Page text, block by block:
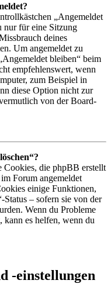
„Angemeldet
nur für eine Sitzung
deines
Um angemeldet zu
bleiben“ beim
empfehlenswert, wenn
zum Beispiel in
diese Option nicht zur
von der Board-
Cookies, die phpBB erstellt
Forum angemeldet
einige Funktionen,
Status – sofern sie von der
Wenn du Probleme
kann es helfen, wenn du
-einstellungen